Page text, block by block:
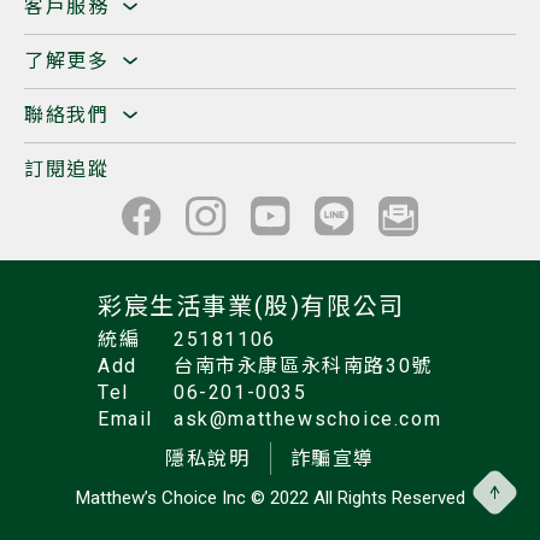
客戶服務
了解更多
聯絡我們
訂閱追蹤
彩宸生活事業(股)有限公司
統編
25181106
Add
台南市永康區永科南路30號
Tel
06-201-0035
Email
ask@matthewschoice.com
隱私說明
詐騙宣導
Matthew’s Choice Inc © 2022 All Rights Reserved